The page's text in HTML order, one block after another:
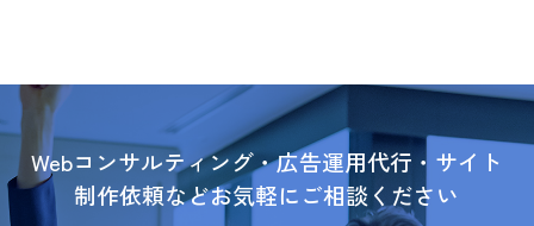
Webコンサルティング・広告運用代行・サイト
制作依頼などお気軽にご相談ください